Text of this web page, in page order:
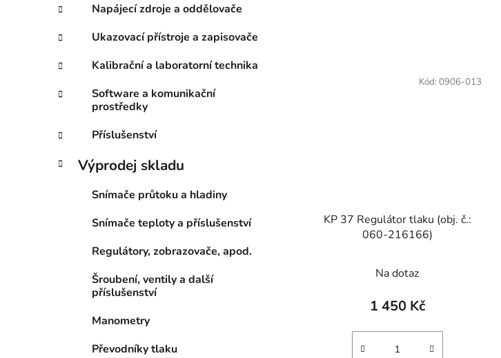
Napájecí zdroje a oddělovače
Ukazovací přístroje a zapisovače
Kalibrační a laboratorní technika
Software a komunikační
prostředky
Příslušenství
Výprodej skladu
Snímače průtoku a hladiny
Snímače teploty a příslušenství
Regulátory, zobrazovače, apod.
Šroubení, ventily a další
příslušenství
Manometry
Převodníky tlaku
KP 37 Regulátor tlaku (obj. č.:
060-216166)
Na dotaz
1 450 Kč
Kód: 0906-013